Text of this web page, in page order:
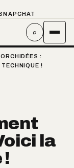
⌕
:
!
la
!